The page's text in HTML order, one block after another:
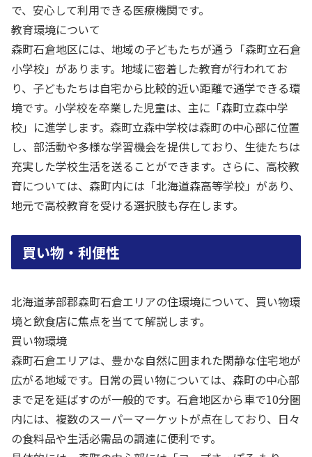
で、安心して利用できる医療機関です。
教育環境について
森町石倉地区には、地域の子どもたちが通う「森町立石倉
小学校」があります。地域に密着した教育が行われてお
り、子どもたちは自宅から比較的近い距離で通学できる環
境です。小学校を卒業した児童は、主に「森町立森中学
校」に進学します。森町立森中学校は森町の中心部に位置
し、部活動や多様な学習機会を提供しており、生徒たちは
充実した学校生活を送ることができます。さらに、高校教
育については、森町内には「北海道森高等学校」があり、
地元で高校教育を受ける選択肢も存在します。
買い物・利便性
北海道茅部郡森町石倉エリアの住環境について、買い物環
境と飲食店に焦点を当てて解説します。
買い物環境
森町石倉エリアは、豊かな自然に囲まれた閑静な住宅地が
広がる地域です。日常の買い物については、森町の中心部
まで足を延ばすのが一般的です。石倉地区から車で10分圏
内には、複数のスーパーマーケットが点在しており、日々
の食料品や生活必需品の調達に便利です。